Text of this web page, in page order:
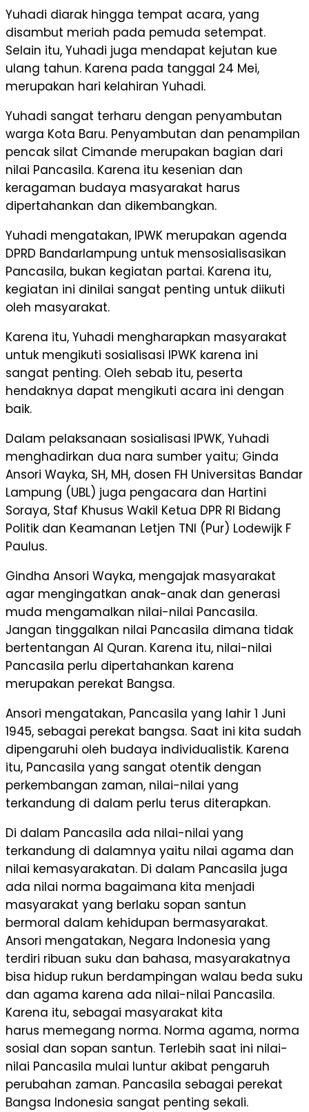
Yuhadi diarak hingga tempat acara, yang
disambut meriah pada pemuda setempat.
Selain itu, Yuhadi juga mendapat kejutan kue
ulang tahun. Karena pada tanggal 24 Mei,
merupakan hari kelahiran Yuhadi.
Yuhadi sangat terharu dengan penyambutan
warga Kota Baru. Penyambutan dan penampilan
pencak silat Cimande merupakan bagian dari
nilai Pancasila. Karena itu kesenian dan
keragaman budaya masyarakat harus
dipertahankan dan dikembangkan.
Yuhadi mengatakan, IPWK merupakan agenda
DPRD Bandarlampung untuk mensosialisasikan
Pancasila, bukan kegiatan partai. Karena itu,
kegiatan ini dinilai sangat penting untuk diikuti
oleh masyarakat.
Karena itu, Yuhadi mengharapkan masyarakat
untuk mengikuti sosialisasi IPWK karena ini
sangat penting. Oleh sebab itu, peserta
hendaknya dapat mengikuti acara ini dengan
baik.
Dalam pelaksanaan sosialisasi IPWK, Yuhadi
menghadirkan dua nara sumber yaitu; Ginda
Ansori Wayka, SH, MH, dosen FH Universitas Bandar
Lampung (UBL) juga pengacara dan Hartini
Soraya, Staf Khusus Wakil Ketua DPR RI Bidang
Politik dan Keamanan Letjen TNI (Pur) Lodewijk F
Paulus.
Gindha Ansori Wayka, mengajak masyarakat
agar mengingatkan anak-anak dan generasi
muda mengamalkan nilai-nilai Pancasila.
Jangan tinggalkan nilai Pancasila dimana tidak
bertentangan Al Quran. Karena itu, nilai-nilai
Pancasila perlu dipertahankan karena
merupakan perekat Bangsa.
Ansori mengatakan, Pancasila yang lahir 1 Juni
1945, sebagai perekat bangsa. Saat ini kita sudah
dipengaruhi oleh budaya individualistik. Karena
itu, Pancasila yang sangat otentik dengan
perkembangan zaman, nilai-nilai yang
terkandung di dalam perlu terus diterapkan.
Di dalam Pancasila ada nilai-nilai yang
terkandung di dalamnya yaitu nilai agama dan
nilai kemasyarakatan. Di dalam Pancasila juga
ada nilai norma bagaimana kita menjadi
masyarakat yang berlaku sopan santun
bermoral dalam kehidupan bermasyarakat.
Ansori mengatakan, Negara Indonesia yang
terdiri ribuan suku dan bahasa, masyarakatnya
bisa hidup rukun berdampingan walau beda suku
dan agama karena ada nilai-nilai Pancasila.
Karena itu, sebagai masyarakat kita
harus memegang norma. Norma agama, norma
sosial dan sopan santun. Terlebih saat ini nilai-
nilai Pancasila mulai luntur akibat pengaruh
perubahan zaman. Pancasila sebagai perekat
Bangsa Indonesia sangat penting sekali.